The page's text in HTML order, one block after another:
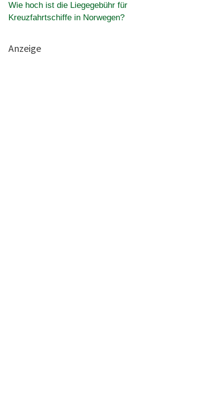
Wie hoch ist die Liegegebühr für
Kreuzfahrtschiffe in Norwegen?
Anzeige